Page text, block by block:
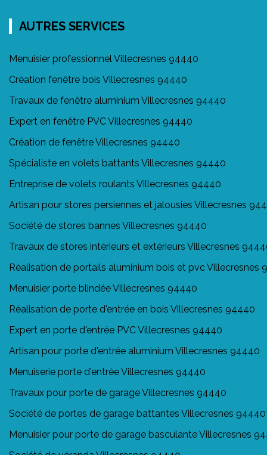
AUTRES SERVICES
Menuisier professionnel Villecresnes 94440
Création fenêtre bois Villecresnes 94440
Travaux de fenêtre aluminium Villecresnes 94440
Expert en fenêtre PVC Villecresnes 94440
Création de fenêtre Villecresnes 94440
Spécialiste en volets battants Villecresnes 94440
Entreprise de volets roulants Villecresnes 94440
Artisan pour stores persiennes et jalousies Villecresnes
Société de stores bannes Villecresnes 94440
Travaux de stores intérieurs et extérieurs Villecresnes
Réalisation de portails aluminium bois et pvc Villecresnes
Menuisier porte blindée Villecresnes 94440
Réalisation de porte d'entrée en bois Villecresnes 94440
Expert en porte d'entrée PVC Villecresnes 94440
Artisan pour porte d'entrée aluminium Villecresnes 94440
Menuiserie porte d'entrée Villecresnes 94440
Travaux pour porte de garage Villecresnes 94440
Société de portes de garage battantes Villecresnes 94440
Menuisier pour porte de garage basculante Villecresnes